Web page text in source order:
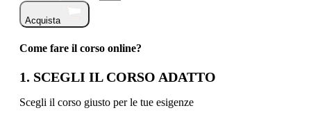
Acquista
Come fare il corso online?
1. SCEGLI IL CORSO ADATTO
Scegli il corso giusto per le tue esigenze